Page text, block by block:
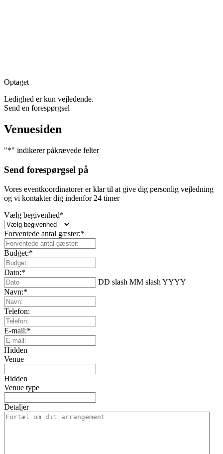
Optaget
Ledighed er kun vejledende.
Send en forespørgsel
Venuesiden
"*" indikerer påkrævede felter
Send forespørgsel på
Vores eventkoordinatorer er klar til at give dig personlig vejledning
og vi kontakter dig indenfor 24 timer
Vælg begivenhed*
Forventede antal gæster:*
Budget:*
Dato:*
DD slash MM slash YYYY
Navn:*
Telefon:
E-mail:*
Hidden
Venue
Hidden
Venue type
Detaljer